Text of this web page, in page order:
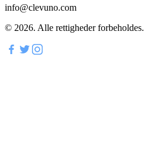
info@clevuno.com
© 2026. Alle rettigheder forbeholdes.